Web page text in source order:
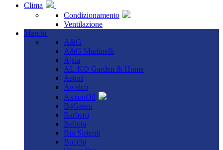
Clima
Condizionamento
Ventilazione
Marchi
A&G
A&G Martinelli
Ajsia
AL-KO Garden & Home
Astori
Awelco
AxxonOil
B4Green
Barbero
Bellota
Bin Sistemi
Bucchi